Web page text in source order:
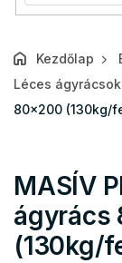
Kezdőlap
Léces ágyrácsok
80x200 (130kg/
MASÍV
ágyrács
(130kg/